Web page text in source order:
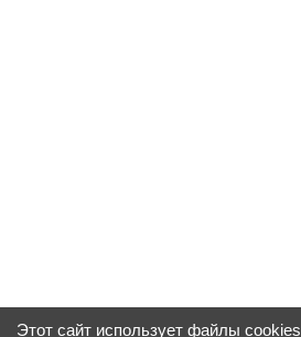
Этот сайт использует файлы